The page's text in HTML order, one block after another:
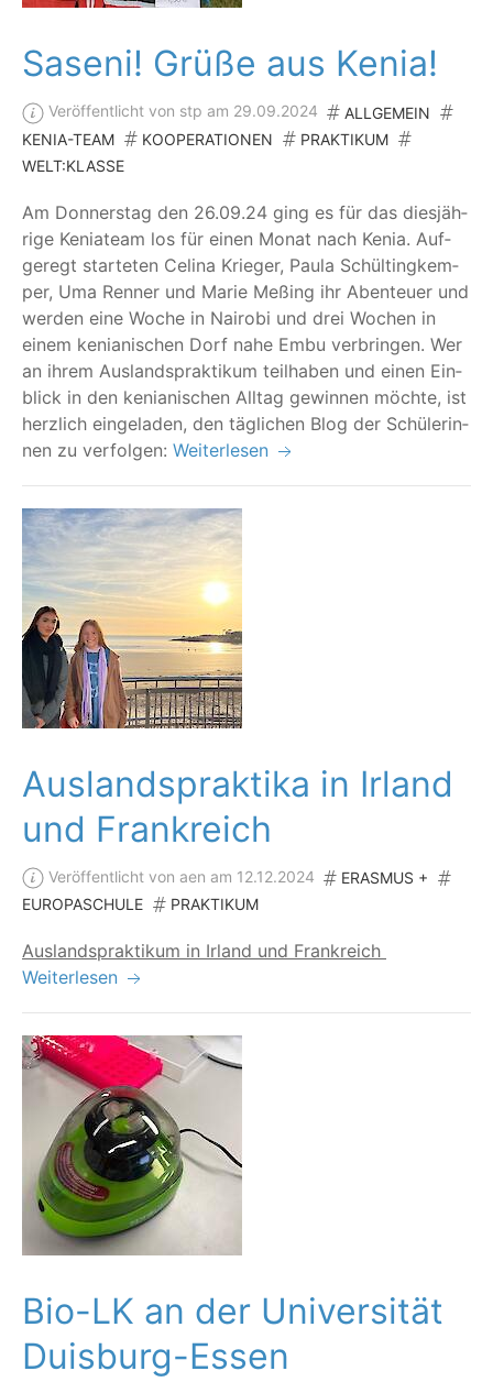
Saseni! Grüße aus Kenia!
Veröffentlicht von stp am 29.09.2024
ALLGEMEIN
KENIA-TEAM
KOOPERATIONEN
PRAKTIKUM
WELT:KLASSE
Am Don­ners­tag den 26.09.24 ging es für das dies­jäh­
ri­ge Kenia­team los für einen Monat nach Kenia. Auf­
ge­regt star­te­ten Celi­na Krie­ger, Pau­la Schül­tingk­em­
per, Uma Ren­ner und Marie Meß­ing ihr Aben­teu­er und
wer­den eine Woche in Nai­ro­bi und drei Wochen in
einem kenia­ni­schen Dorf nahe Embu ver­brin­gen. Wer
an ihrem Aus­lands­prak­ti­kum teil­ha­ben und einen Ein­
blick in den kenia­ni­schen All­tag gewin­nen möch­te, ist
herz­lich ein­ge­la­den, den täg­li­chen Blog der Schü­le­rin­
nen zu verfolgen: Weiterlesen
Auslandspraktika in Irland
und Frankreich
Veröffentlicht von aen am 12.12.2024
ERASMUS +
EUROPASCHULE
PRAKTIKUM
Aus­lands­prak­ti­kum in Irland und Frankreich
Weiterlesen
Bio-LK an der Universität
Duisburg-Essen